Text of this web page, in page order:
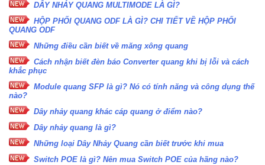
DÂY NHẢY QUANG MULTIMODE LÀ GÌ?
HỘP PHỐI QUANG ODF LÀ GÌ? CHI TIẾT VỀ HỘP PHỐI
QUANG ODF
Những điều cần biết về măng xông quang
Cách nhận biết đèn báo Converter quang khi bị lỗi và cách
khắc phục
Module quang SFP là gì? Nó có tính năng và công dụng thế
nào?
Dây nhảy quang khác cáp quang ở điểm nào?
Dây nhảy quang là gì?
Những loại Dây Nhảy Quang cần biết trước khi mua
Switch POE là gì? Nên mua Switch POE của hãng nào?